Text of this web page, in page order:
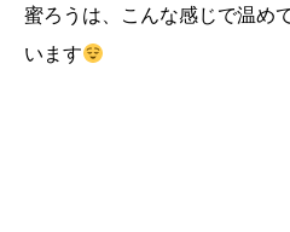
蜜ろうは、こんな感じで温め
います